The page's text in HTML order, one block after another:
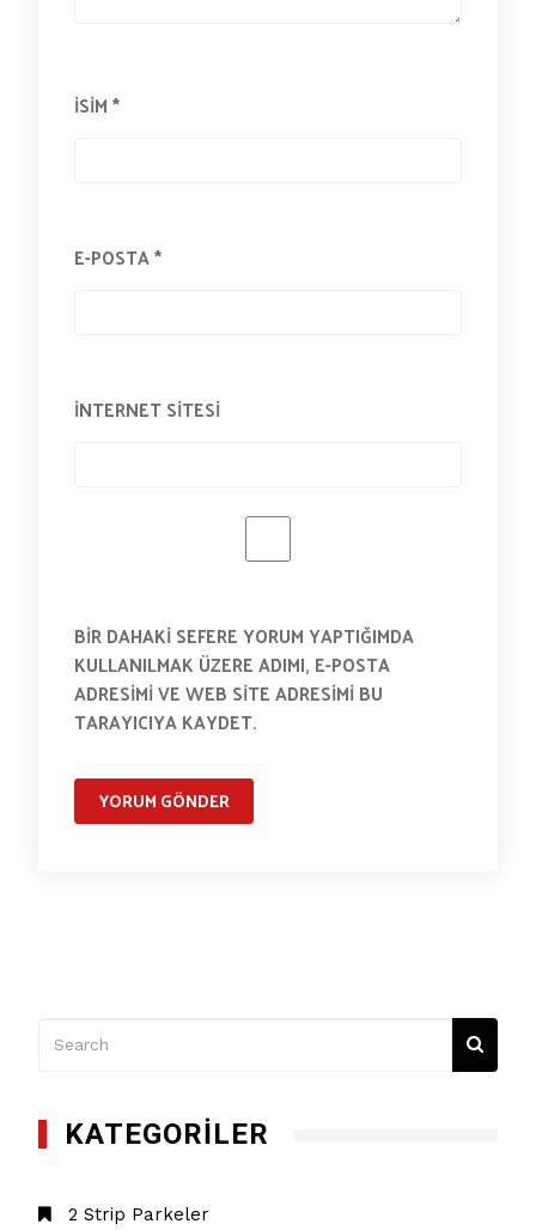
İSIM*
E-POSTA*
İNTERNET SITESI
BIR DAHAKI SEFERE YORUM YAPTIĞIMDA
KULLANILMAK ÜZERE ADIMI, E-POSTA
ADRESIMI VE WEB SITE ADRESIMI BU
TARAYICIYA KAYDET.
KATEGORILER
2 Strip Parkeler